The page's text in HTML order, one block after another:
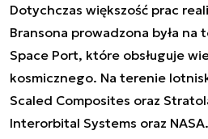
Dotychczas większość prac
Bransona prowadzona była na
Space Port, które obsługuje
kosmicznego. Na terenie
Scaled Composites oraz
Interorbital Systems oraz NASA.